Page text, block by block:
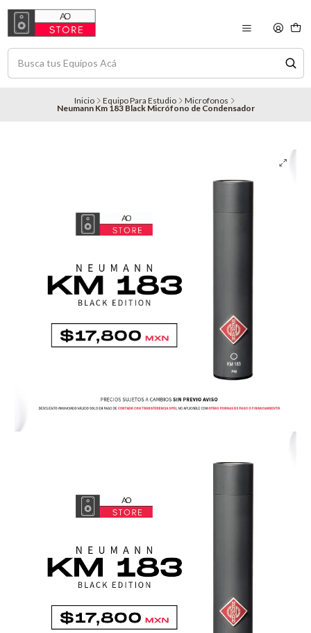
Inicio Equipo Para Estudio Microfonos
Neumann Km 183 Black Micrófono de Condensador